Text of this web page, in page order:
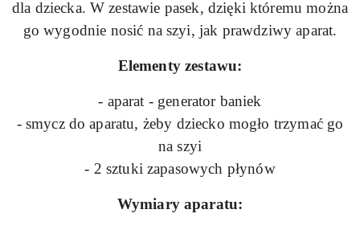
dla dziecka. W zestawie pasek, dzięki któremu można
go wygodnie nosić na szyi, jak prawdziwy aparat.
Elementy zestawu:
- aparat - generator baniek
- smycz do aparatu, żeby dziecko mogło trzymać go
na szyi
- 2 sztuki zapasowych płynów
Wymiary aparatu: